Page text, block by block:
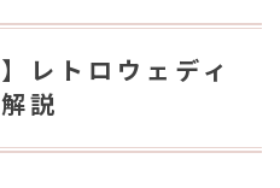
レトロウェディ
説